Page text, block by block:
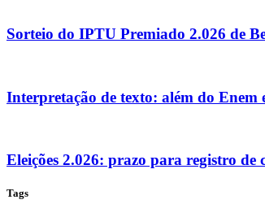
Sorteio do IPTU Premiado 2.026 de
Interpretação de texto: além do Enem
Eleições 2.026: prazo para registro de
Tags